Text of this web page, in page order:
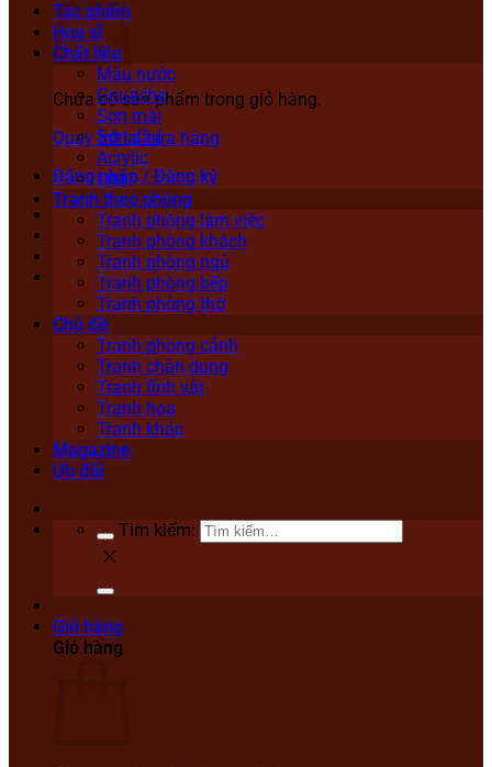
Chưa có sản phẩm trong giỏ hàng.
Quay trở lại cửa hàng
Đăng nhập / Đăng ký
Tác phẩm
Họa sĩ
Chất liệu
Màu nước
Gouache
Sơn mài
Sơn dầu
Acrylic
Lụa
Tranh theo phòng
Tranh phòng làm việc
Tranh phòng khách
Tranh phòng ngủ
Tranh phòng bếp
Tranh phòng thờ
Chủ đề
Tranh phong cảnh
Tranh chân dung
Tranh tĩnh vật
Tranh hoa
Tranh khác
Magazine
Ưu đãi
Tìm kiếm:
Giỏ hàng
Giỏ hàng